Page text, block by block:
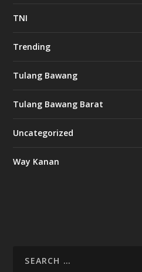
TNI
Trending
Tulang Bawang
Tulang Bawang Barat
Uncategorized
Way Kanan